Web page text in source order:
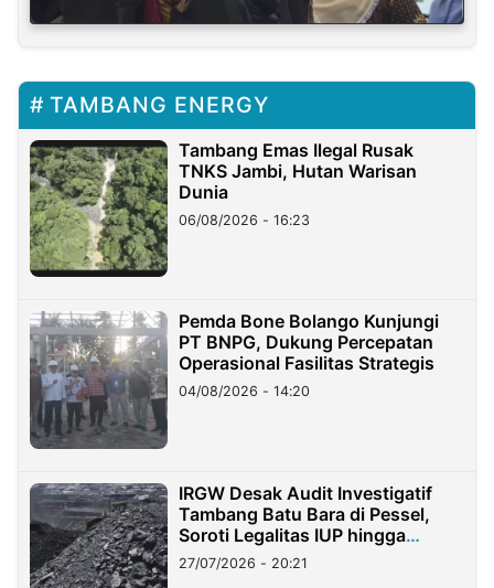
TAMBANG ENERGY
Tambang Emas Ilegal Rusak
TNKS Jambi, Hutan Warisan
Dunia
06/08/2026 - 16:23
Pemda Bone Bolango Kunjungi
PT BNPG, Dukung Percepatan
Operasional Fasilitas Strategis
04/08/2026 - 14:20
IRGW Desak Audit Investigatif
Tambang Batu Bara di Pessel,
Soroti Legalitas IUP hingga
Stockpile
27/07/2026 - 20:21